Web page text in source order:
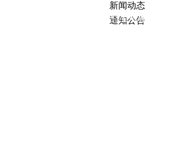
研究生培养
新闻动态
通知公告